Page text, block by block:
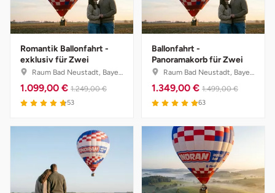
Romantik Ballonfahrt -
exklusiv für Zwei
Raum Bad Neustadt, Bayern
1.099,00 € 1.249,00 €
53
Ballonfahrt -
Panoramakorb für Zwei
Raum Bad Neustadt, Bayern
1.349,00 € 1.499,00 €
63